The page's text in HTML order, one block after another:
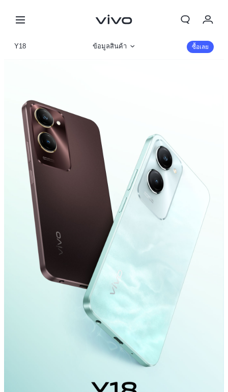
Y18 ข้อมูลสินค้า ซื้อเลย